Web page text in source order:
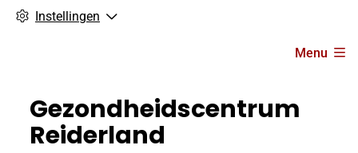
Instellingen
Menu
Gezondheidscentrum
Reiderland